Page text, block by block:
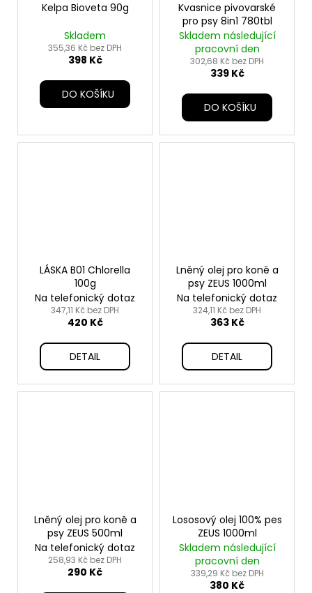
Kelpa Bioveta 90g
Skladem
355,36 Kč bez DPH
398 Kč
DO KOŠÍKU
Kvasnice pivovarské
pro psy 8in1 780tbl
Skladem následující
pracovní den
302,68 Kč bez DPH
339 Kč
DO KOŠÍKU
LÁSKA B01 Chlorella
100g
Na telefonický dotaz
347,11 Kč bez DPH
420 Kč
DETAIL
Lněný olej pro koně a
psy ZEUS 1000ml
Na telefonický dotaz
324,11 Kč bez DPH
363 Kč
DETAIL
Lněný olej pro koně a
psy ZEUS 500ml
Na telefonický dotaz
258,93 Kč bez DPH
290 Kč
Lososový olej 100% pes
ZEUS 1000ml
Skladem následující
pracovní den
339,29 Kč bez DPH
380 Kč